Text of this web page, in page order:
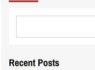
Recent Posts